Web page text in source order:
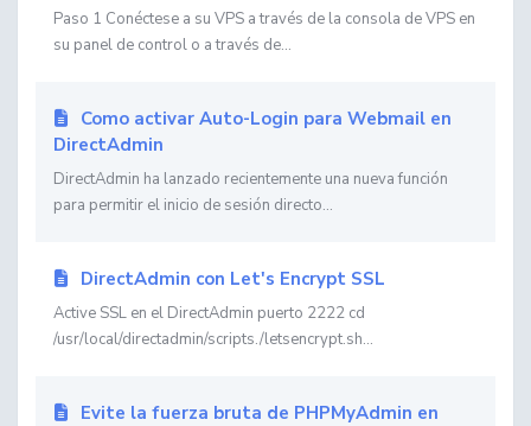
Paso 1 Conéctese a su VPS a través de la consola de VPS en
su panel de control o a través de...
Como activar Auto-Login para Webmail en
DirectAdmin
DirectAdmin ha lanzado recientemente una nueva función
para permitir el inicio de sesión directo...
DirectAdmin con Let's Encrypt SSL
Active SSL en el DirectAdmin puerto 2222 cd
/usr/local/directadmin/scripts./letsencrypt.sh...
Evite la fuerza bruta de PHPMyAdmin en